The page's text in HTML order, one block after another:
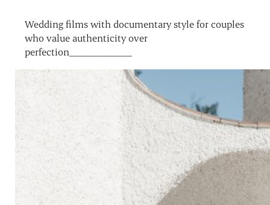
Wedding films with documentary style for couples
who value authenticity over
perfection_____________